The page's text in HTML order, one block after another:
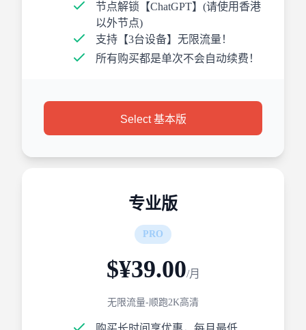
节点解锁【ChatGPT】(请使用香港
以外节点)
支持【3台设备】无限流量！
所有购买都是单次不会自动续费！
Select 基本版
专业版
PRO
$¥39.00/月
无限流量-顺跑2K高清